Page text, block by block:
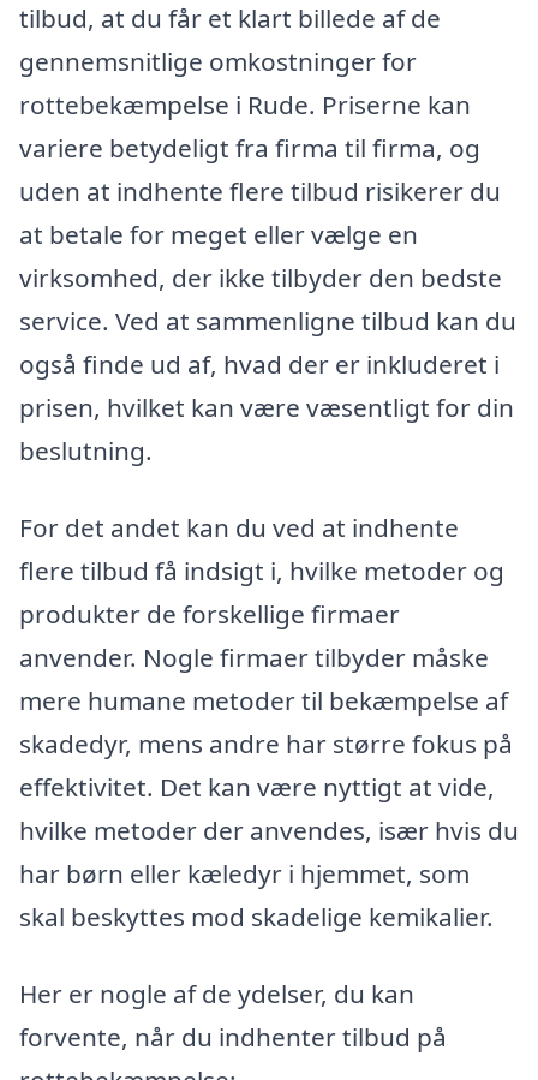
tilbud, at du får et klart billede af de
gennemsnitlige omkostninger for
rottebekæmpelse i Rude. Priserne kan
variere betydeligt fra firma til firma, og
uden at indhente flere tilbud risikerer du
at betale for meget eller vælge en
virksomhed, der ikke tilbyder den bedste
service. Ved at sammenligne tilbud kan du
også finde ud af, hvad der er inkluderet i
prisen, hvilket kan være væsentligt for din
beslutning.
For det andet kan du ved at indhente
flere tilbud få indsigt i, hvilke metoder og
produkter de forskellige firmaer
anvender. Nogle firmaer tilbyder måske
mere humane metoder til bekæmpelse af
skadedyr, mens andre har større fokus på
effektivitet. Det kan være nyttigt at vide,
hvilke metoder der anvendes, især hvis du
har børn eller kæledyr i hjemmet, som
skal beskyttes mod skadelige kemikalier.
Her er nogle af de ydelser, du kan
forvente, når du indhenter tilbud på